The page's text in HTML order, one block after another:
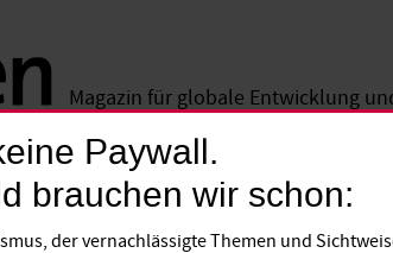
Magazin für globale Entwicklung
Paywall.
brauchen wir schon:
der vernachlässigte Themen und